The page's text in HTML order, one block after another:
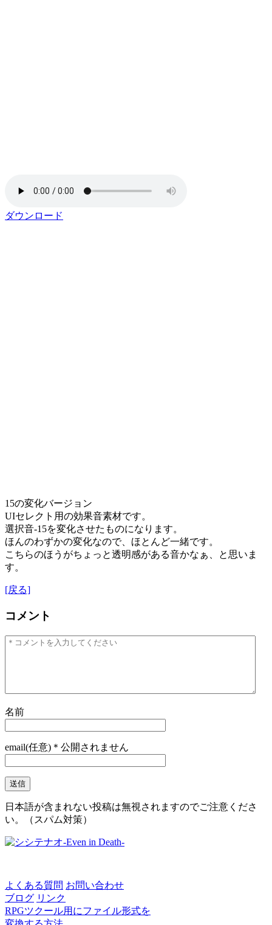
ダウンロード
15の変化バージョン
UIセレクト用の効果音素材です。
選択音-15を変化させたものになります。
ほんのわずかの変化なので、ほとんど一緒です。
こちらのほうがちょっと透明感がある音かなぁ、と思いま
す。
[戻る]
コメント
名前
email(任意)＊公開されません
日本語が含まれない投稿は無視されますのでご注意くださ
い。（スパム対策）
よくある質問 お問い合わせ
ブログ リンク
RPGツクール用にファイル形式を